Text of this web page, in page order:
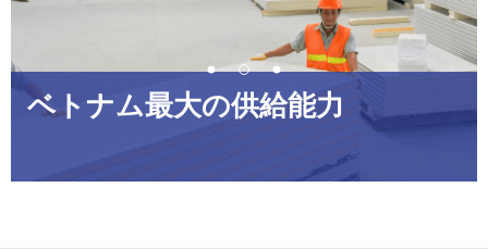
ベトナム最大の供給能力
緑、小さな材料-現代の生産ライ